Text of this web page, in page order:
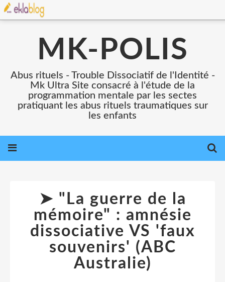
MK-POLIS
Abus rituels - Trouble Dissociatif de l'Identité -
Mk Ultra Site consacré à l'étude de la
programmation mentale par les sectes
pratiquant les abus rituels traumatiques sur
les enfants
➤ "La guerre de la
mémoire" : amnésie
dissociative VS 'faux
souvenirs' (ABC
Australie)